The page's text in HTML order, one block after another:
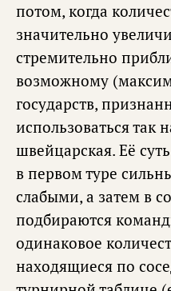
потом, когда
значительно
стремительно
возможному
государств,
использоваться так
швейцарская. Её
в первом туре
слабыми, а затем в
подбираются
одинаковое
находящиеся по